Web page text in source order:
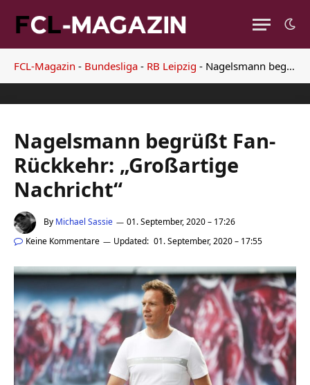
FCL-Magazin - Bundesliga - RB Leipzig - Nagelsmann begrüßt Fan-Rückkehr: „Großartige Nachricht“
Nagelsmann begrüßt Fan-
Rückkehr: „Großartige
Nachricht“
By Michael Sassie
01. September, 2020 – 17:26
Keine Kommentare
Updated: 01. September, 2020 – 17:55